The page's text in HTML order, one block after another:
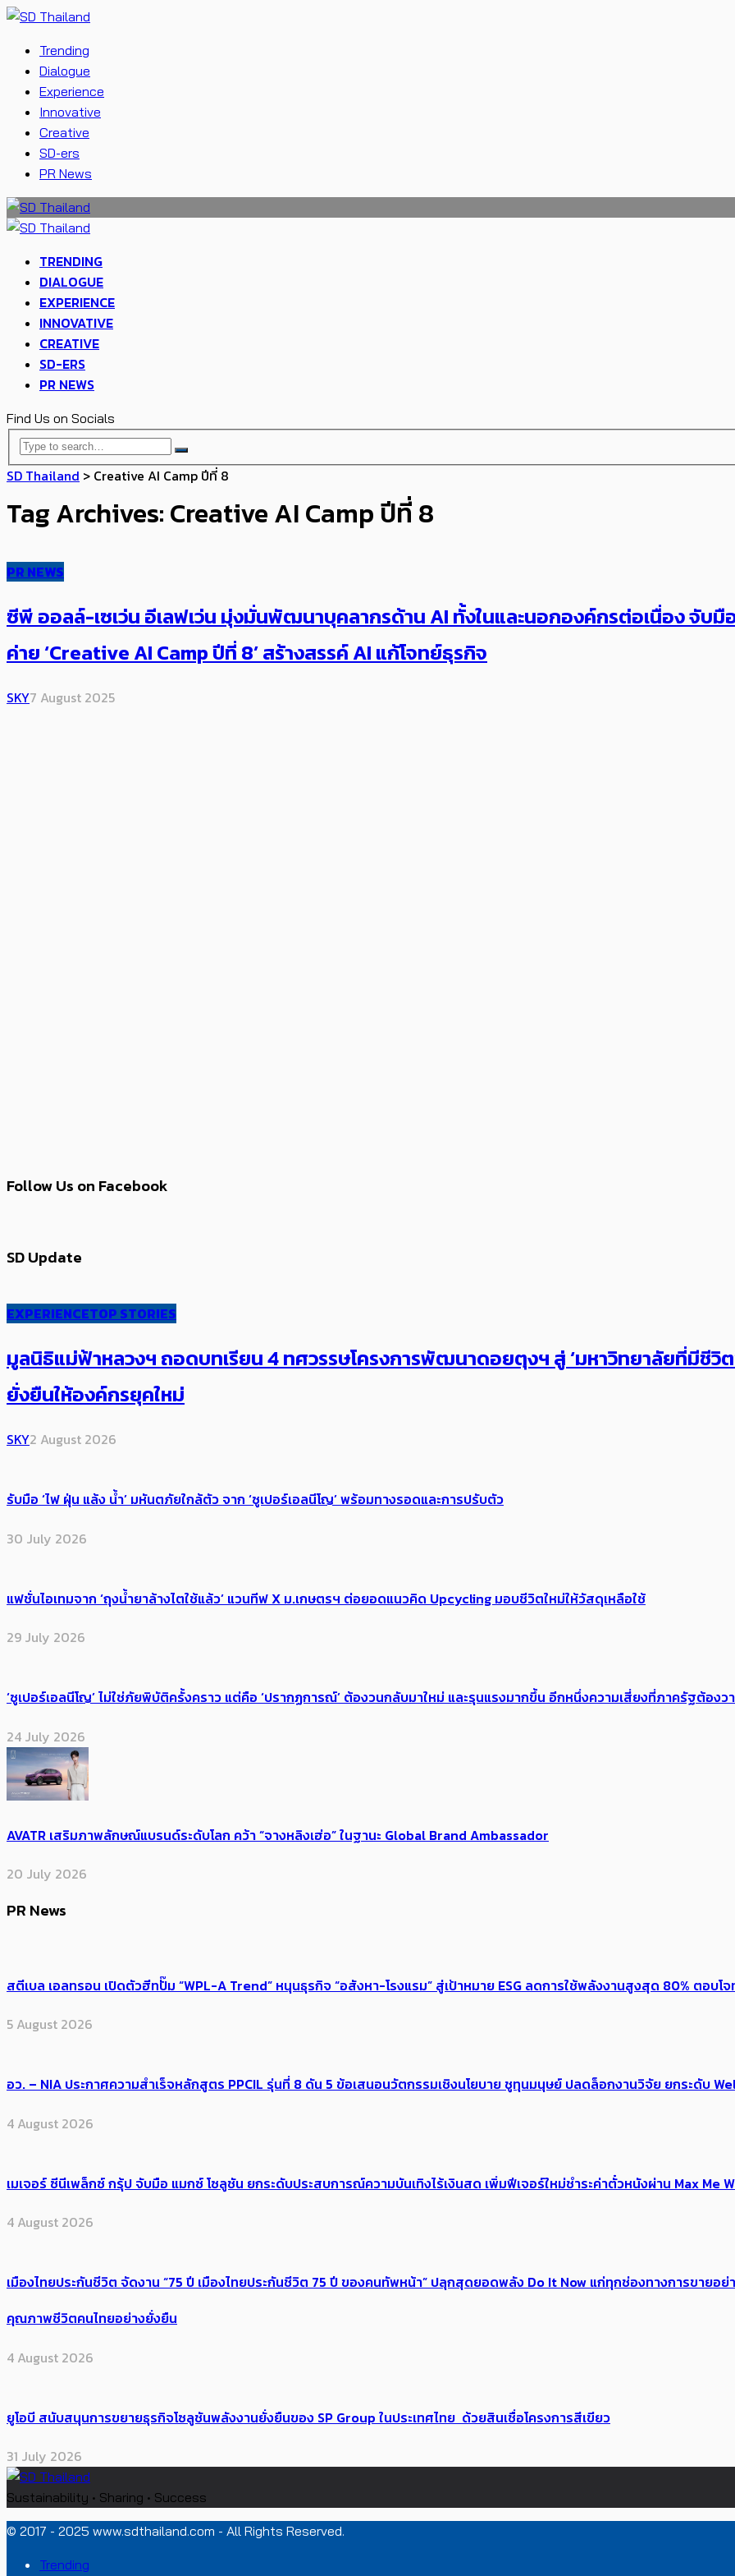
Trending
Dialogue
Experience
Innovative
Creative
SD-ers
PR News
TRENDING
DIALOGUE
EXPERIENCE
INNOVATIVE
CREATIVE
SD-ERS
PR NEWS
Find Us on Socials
SD Thailand > Creative AI Camp ปีที่ 8
Tag Archives: Creative AI Camp ปีที่ 8
PR NEWS
ซีพี ออลล์-เซเว่น อีเลฟเว่น มุ่งมั่นพัฒนาบุคลากรด้าน AI ทั้งในและนอกองค์กรต่อเนื่อง จับ
ค่าย ‘Creative AI Camp ปีที่ 8’ สร้างสรรค์ AI แก้โจทย์ธุรกิจ
SKY7 August 2025
Follow Us on Facebook
SD Update
EXPERIENCETOP STORIES
มูลนิธิแม่ฟ้าหลวงฯ ถอดบทเรียน 4 ทศวรรษโครงการพัฒนาดอยตุงฯ สู่ ‘มหาวิทยาลัยที่มีชี
ยั่งยืนให้องค์กรยุคใหม่
SKY2 August 2026
รับมือ ‘ไฟ ฝุ่น แล้ง น้ำ’ มหันตภัยใกล้ตัว จาก ‘ซูเปอร์เอลนีโญ’ พร้อมทางรอดและการปรับตัว
30 July 2026
แฟชั่นไอเทมจาก ‘ถุงน้ำยาล้างไตใช้แล้ว’ แวนทีฟ X ม.เกษตรฯ ต่อยอดแนวคิด Upcycling มอบชีวิตใหม่ให้วัสดุเหลือใช้
29 July 2026
‘ซูเปอร์เอลนีโญ’ ไม่ใช่ภัยพิบัติครั้งคราว แต่คือ ‘ปรากฏการณ์’ ​ต้อง​วนกลับมาใหม่ และรุนแรงมากขึ้น อีกหนึ่งความเสี่ยงที่ภาครัฐต้อง
24 July 2026
AVATR เสริมภาพลักษณ์แบรนด์ระดับโลก คว้า “จางหลิงเฮ่อ” ในฐานะ Global Brand Ambassador
20 July 2026
PR News
สตีเบล เอลทรอน เปิดตัวฮีทปั๊ม “WPL-A Trend” หนุนธุรกิจ “อสังหา-โรงแรม” สู่เป้าหมาย ESG ลดการใช้พลังงานสูงสุด 80% ตอบโ
5 August 2026
อว. – NIA ประกาศความสำเร็จหลักสูตร PPCIL รุ่นที่ 8 ดัน 5 ข้อเสนอนวัตกรรมเชิงนโยบาย ชูทุนมนุษย์ ปลดล็อกงานวิจัย ยกระดับ
4 August 2026
เมเจอร์ ซีนีเพล็กซ์ กรุ้ป จับมือ แมกซ์ โซลูชัน ยกระดับประสบการณ์ความบันเทิงไร้เงินสด เพิ่มฟีเจอร์ใหม่ชำระค่าตั๋วหนังผ่าน Max
4 August 2026
เมืองไทยประกันชีวิต จัดงาน “75 ปี เมืองไทยประกันชีวิต 75 ปี ของคนทัพหน้า” ปลุกสุดยอดพลัง Do It Now แก่ทุกช่องทางการขาย
คุณภาพชีวิตคนไทยอย่างยั่งยืน
4 August 2026
ยูโอบี สนับสนุนการขยายธุรกิจโซลูชันพลังงานยั่งยืนของ SP Group ในประเทศไทย ด้วยสินเชื่อโครงการสีเขียว
31 July 2026
Sustainability • Sharing • Success
© 2017 - 2025 www.sdthailand.com - All Rights Reserved.
Trending